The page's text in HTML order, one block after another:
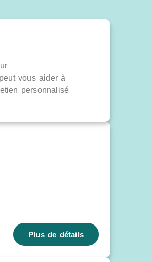
vous aider à
personnalisé
Plus de détails